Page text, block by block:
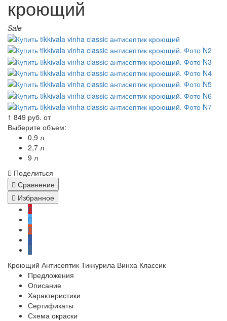
кроющий
Sale
1 849 руб. от
Выберите объем:
0,9 л
2,7 л
9 л
Поделиться
Сравнение
Избранное
Кроющий Антисептик Тиккурила Винха Классик
Предложения
Описание
Характеристики
Сертификаты
Схема окраски